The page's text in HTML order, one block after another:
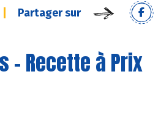
Partager sur
- Recette à Prix